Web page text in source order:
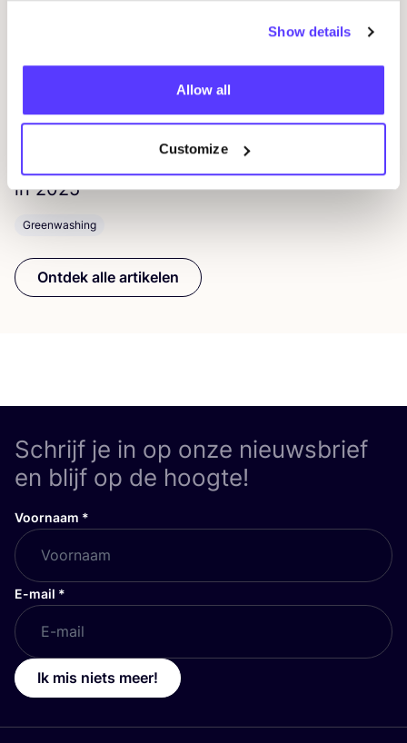
Show details
Allow all
Customize
22 december 2025
tex­tiel­be­drij­ven die het nieuws haal­den
in2025
Greenwashing
Ontdek alle artikelen
Schrijf je in op onze nieuwsbrief
en blijf op de hoogte!
Voornaam *
E-mail *
Ik mis niets meer!